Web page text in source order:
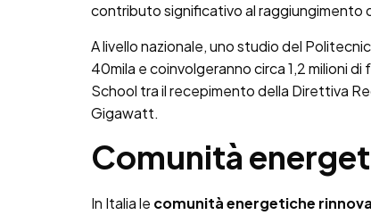
contributo significativo al raggiungimento
A livello nazionale, uno studio del
40mila e coinvolgeranno circa 1,2 milioni
School tra il recepimento della Direttiva
Gigawatt.
Comunità
In Italia le comunità energetiche